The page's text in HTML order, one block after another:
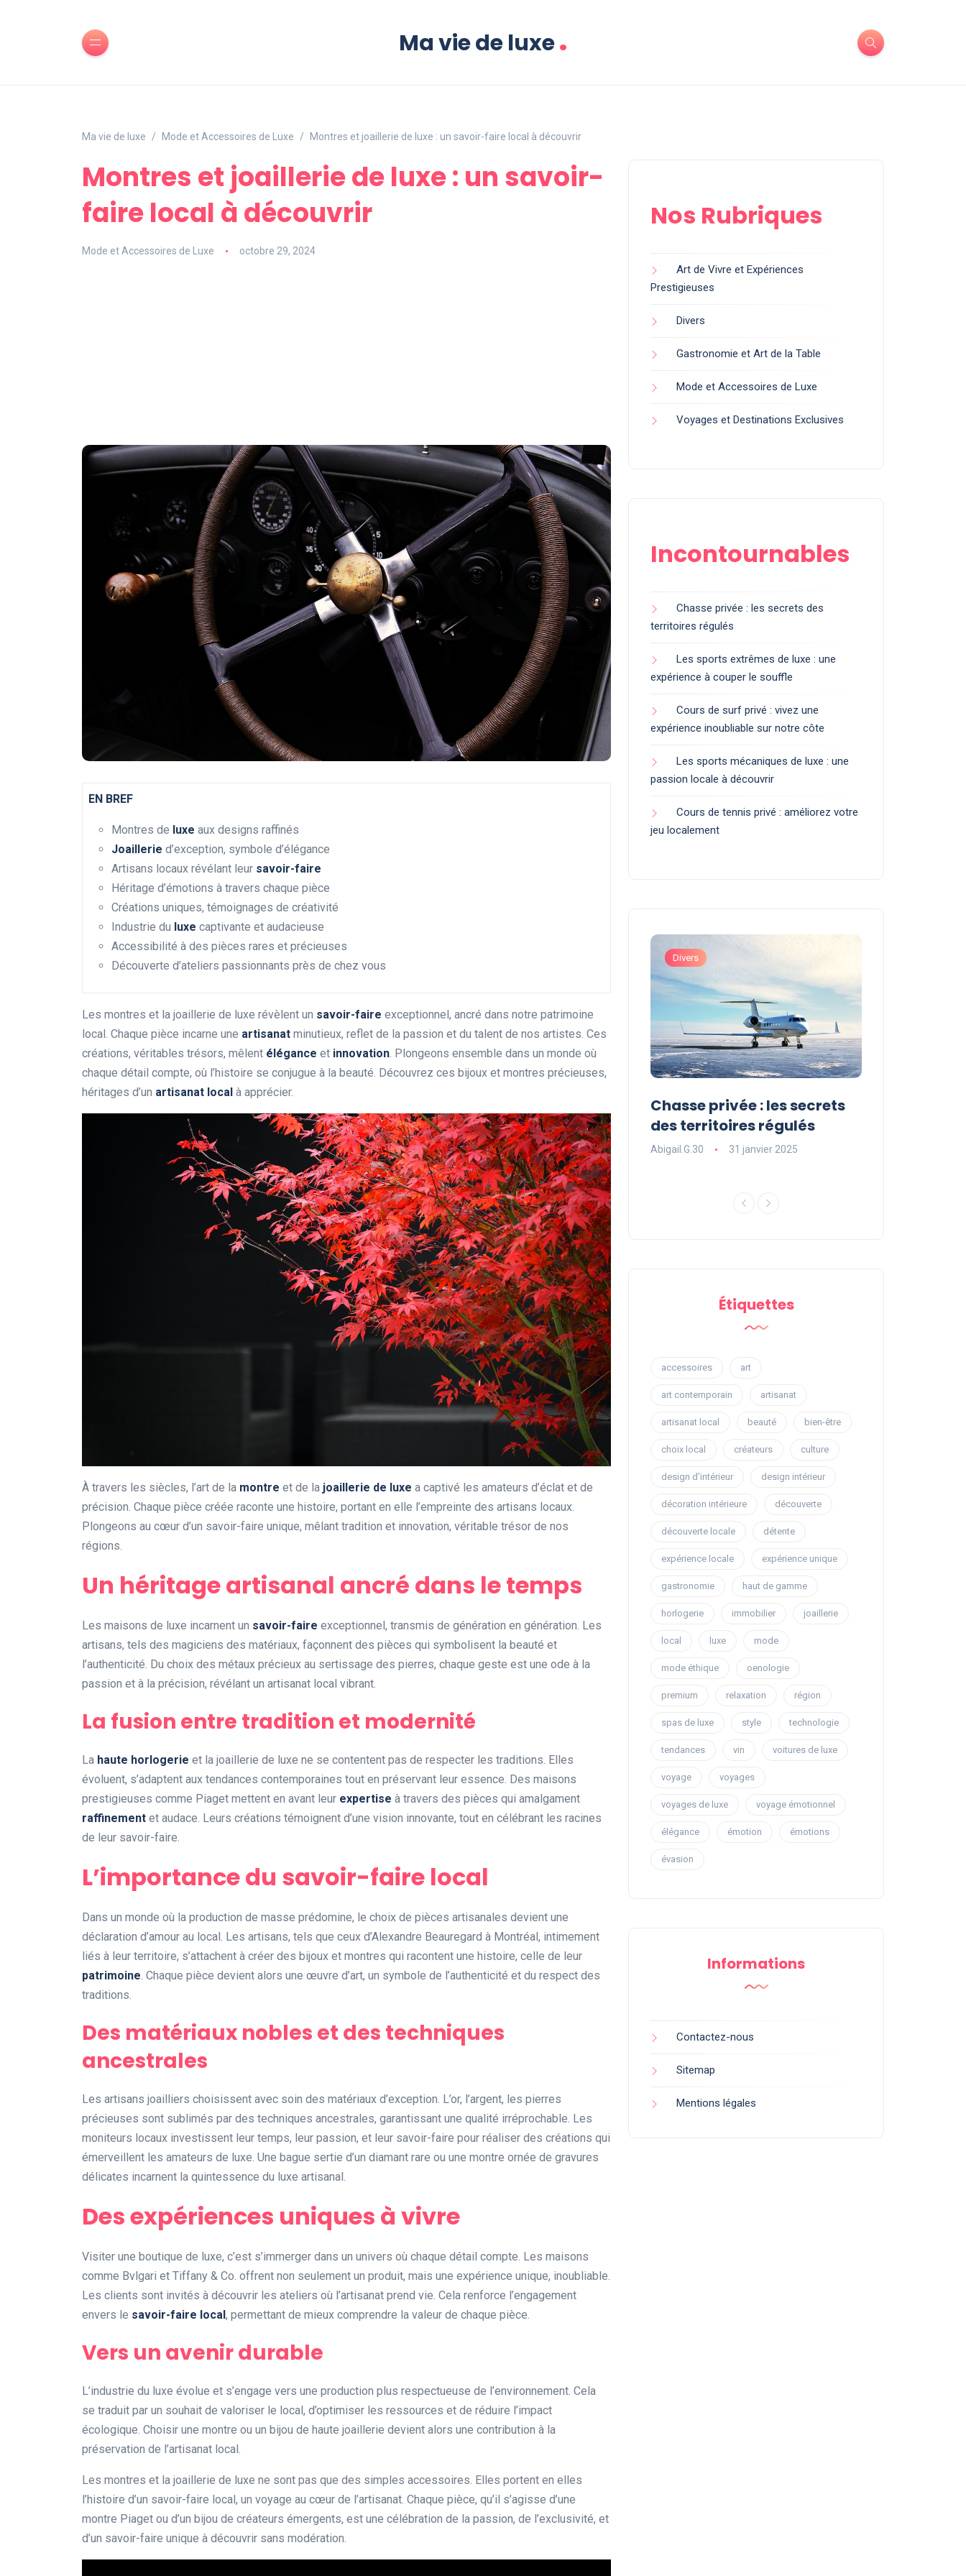
Ma vie de luxe.
Ma vie de luxe Mode et Accessoires de Luxe Montres et joaillerie de luxe : un savoir-faire local à découvrir
Montres et joaillerie de luxe : un savoir-
faire local à découvrir
Mode et Accessoires de Luxe octobre 29, 2024
EN BREF
Montres de luxe aux designs raffinés
Joaillerie d’exception, symbole d’élégance
Artisans locaux révélant leur savoir-faire
Héritage d’émotions à travers chaque pièce
Créations uniques, témoignages de créativité
Industrie du luxe captivante et audacieuse
Accessibilité à des pièces rares et précieuses
Découverte d’ateliers passionnants près de chez vous
Les montres et la joaillerie de luxe révèlent un savoir-faire exceptionnel, ancré dans notre patrimoine
local. Chaque pièce incarne une artisanat minutieux, reflet de la passion et du talent de nos artistes. Ces
créations, véritables trésors, mêlent élégance et innovation. Plongeons ensemble dans un monde où
chaque détail compte, où l’histoire se conjugue à la beauté. Découvrez ces bijoux et montres précieuses,
héritages d’un artisanat local à apprécier.
À travers les siècles, l’art de la montre et de la joaillerie de luxe a captivé les amateurs d’éclat et de
précision. Chaque pièce créée raconte une histoire, portant en elle l’empreinte des artisans locaux.
Plongeons au cœur d’un savoir-faire unique, mêlant tradition et innovation, véritable trésor de nos
régions.
Un héritage artisanal ancré dans le temps
Les maisons de luxe incarnent un savoir-faire exceptionnel, transmis de génération en génération. Les
artisans, tels des magiciens des matériaux, façonnent des pièces qui symbolisent la beauté et
l’authenticité. Du choix des métaux précieux au sertissage des pierres, chaque geste est une ode à la
passion et à la précision, révélant un artisanat local vibrant.
La fusion entre tradition et modernité
La haute horlogerie et la joaillerie de luxe ne se contentent pas de respecter les traditions. Elles
évoluent, s’adaptent aux tendances contemporaines tout en préservant leur essence. Des maisons
prestigieuses comme Piaget mettent en avant leur expertise à travers des pièces qui amalgament
raffinement et audace. Leurs créations témoignent d’une vision innovante, tout en célébrant les racines
de leur savoir-faire.
L’importance du savoir-faire local
Dans un monde où la production de masse prédomine, le choix de pièces artisanales devient une
déclaration d’amour au local. Les artisans, tels que ceux d’Alexandre Beauregard à Montréal, intimement
liés à leur territoire, s’attachent à créer des bijoux et montres qui racontent une histoire, celle de leur
patrimoine. Chaque pièce devient alors une œuvre d’art, un symbole de l’authenticité et du respect des
traditions.
Des matériaux nobles et des techniques
ancestrales
Les artisans joailliers choisissent avec soin des matériaux d’exception. L’or, l’argent, les pierres
précieuses sont sublimés par des techniques ancestrales, garantissant une qualité irréprochable. Les
moniteurs locaux investissent leur temps, leur passion, et leur savoir-faire pour réaliser des créations qui
émerveillent les amateurs de luxe. Une bague sertie d’un diamant rare ou une montre ornée de gravures
délicates incarnent la quintessence du luxe artisanal.
Des expériences uniques à vivre
Visiter une boutique de luxe, c’est s’immerger dans un univers où chaque détail compte. Les maisons
comme Bvlgari et Tiffany & Co. offrent non seulement un produit, mais une expérience unique, inoubliable.
Les clients sont invités à découvrir les ateliers où l’artisanat prend vie. Cela renforce l’engagement
envers le savoir-faire local , permettant de mieux comprendre la valeur de chaque pièce.
Vers un avenir durable
L’industrie du luxe évolue et s’engage vers une production plus respectueuse de l’environnement. Cela
se traduit par un souhait de valoriser le local, d’optimiser les ressources et de réduire l’impact
écologique. Choisir une montre ou un bijou de haute joaillerie devient alors une contribution à la
préservation de l’artisanat local.
Les montres et la joaillerie de luxe ne sont pas que des simples accessoires. Elles portent en elles
l’histoire d’un savoir-faire local, un voyage au cœur de l’artisanat. Chaque pièce, qu’il s’agisse d’une
montre Piaget ou d’un bijou de créateurs émergents, est une célébration de la passion, de l’exclusivité, et
d’un savoir-faire unique à découvrir sans modération.
Nos Rubriques
Art de Vivre et Expériences
Prestigieuses
Divers
Gastronomie et Art de la Table
Mode et Accessoires de Luxe
Voyages et Destinations Exclusives
Incontournables
Chasse privée : les secrets des
territoires régulés
Les sports extrêmes de luxe : une
expérience à couper le souffle
Cours de surf privé : vivez une
expérience inoubliable sur notre côte
Les sports mécaniques de luxe : une
passion locale à découvrir
Cours de tennis privé : améliorez votre
jeu localement
une expérience inoubliable
sur notre côte
Abigail.G.30 30 janvier 2025
Divers
Chasse privée : les secrets
des territoires régulés
Abigail.G.30 31 janvier 2025
Étiquettes
accessoires art
art contemporain artisanat
artisanat local beauté bien-être
choix local créateurs culture
design d'intérieur design intérieur
décoration intérieure découverte
découverte locale détente
expérience locale expérience unique
gastronomie haut de gamme
horlogerie immobilier joaillerie
local luxe mode
mode éthique oenologie
premium relaxation région
spas de luxe style technologie
tendances vin voitures de luxe
voyage voyages
voyages de luxe voyage émotionnel
élégance émotion émotions
évasion
Informations
Contactez-nous
Sitemap
Mentions légales